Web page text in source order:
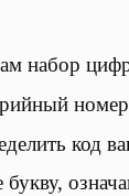
набор
код
букву,